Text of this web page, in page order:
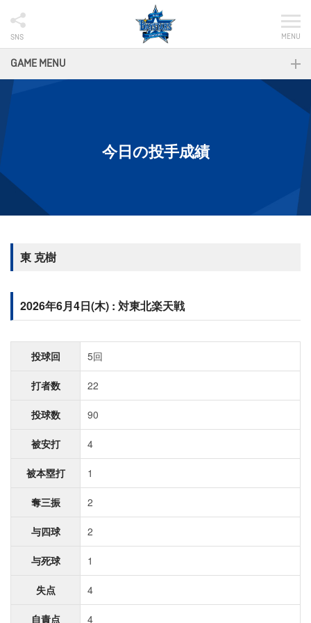
SNS MENU
GAME MENU
今日の投手成績
東 克樹
2026年6月4日(木) : 対東北楽天戦
投球回 5回
打者数 22
投球数 90
被安打 4
被本塁打 1
奪三振 2
与四球 2
与死球 1
失点 4
自責点 4